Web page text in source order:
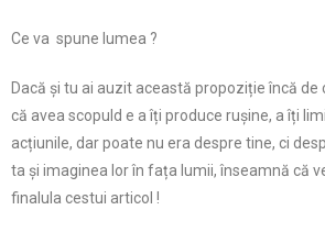
Ce va spune lumea ?
Dacă și tu ai auzit această propoziție încă de
că avea scopuld e a îți produce rușine, a îți
acțiunile, dar poate nu era despre tine, ci
ta și imaginea lor în fața lumii, înseamnă că
finalula cestui articol !